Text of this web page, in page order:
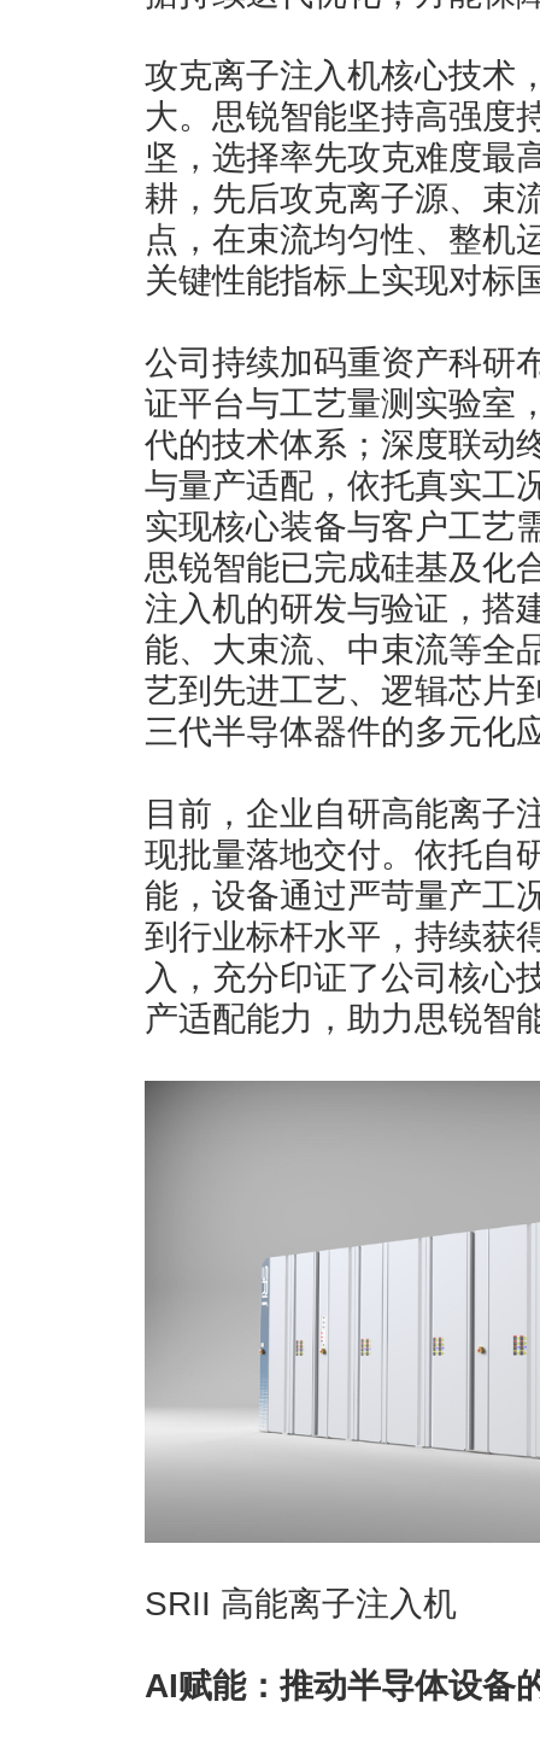
攻克离子注入机核心技术
大。思锐智能坚持高强度
坚，选择率先攻克难度最
耕，先后攻克离子源、束
点，在束流均匀性、整机
关键性能指标上实现对标
公司持续加码重资产科研
证平台与工艺量测实验室
代的技术体系；深度联动
与量产适配，依托真实工
实现核心装备与客户工艺
思锐智能已完成硅基及化
注入机的研发与验证，搭
能、大束流、中束流等全
艺到先进工艺、逻辑芯片
三代半导体器件的多元化
目前，企业自研高能离子
现批量落地交付。依托自
能，设备通过严苛量产工
到行业标杆水平，持续获
入，充分印证了公司核心
产适配能力，助力思锐智
SRII 高能离子注入机
AI赋能：推动半导体设备